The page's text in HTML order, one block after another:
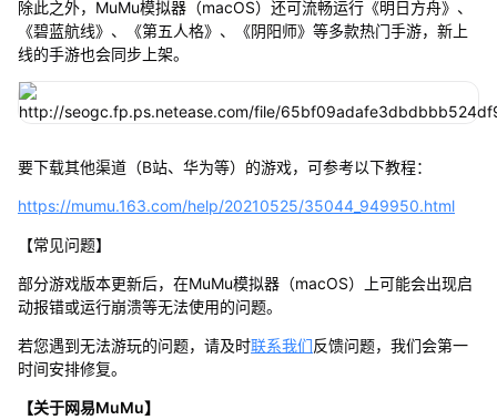
除此之外，MuMu模拟器（macOS）还可流畅运行《明日方舟》、
《碧蓝航线》、《第五人格》、《阴阳师》等多款热门手游，新上
线的手游也会同步上架。
要下载其他渠道（B站、华为等）的游戏，可参考以下教程：
https://mumu.163.com/help/20210525/35044_949950.html
【常见问题】
部分游戏版本更新后，在MuMu模拟器（macOS）上可能会出现启
动报错或运行崩溃等无法使用的问题。
若您遇到无法游玩的问题，请及时联系我们反馈问题，我们会第一
时间安排修复。
【关于网易MuMu】